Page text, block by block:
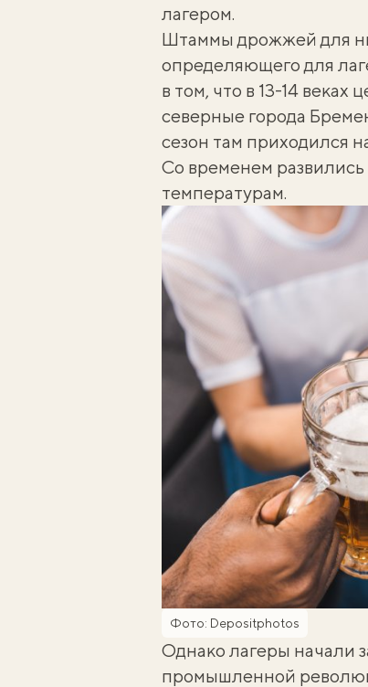
лагером.
Штаммы дрожжей для
определяющего для
в том, что в 13-14
северные города
сезон там приходился
Со временем
температурам.
Фото: Depositphotos
Однако лагеры начали
промышленной